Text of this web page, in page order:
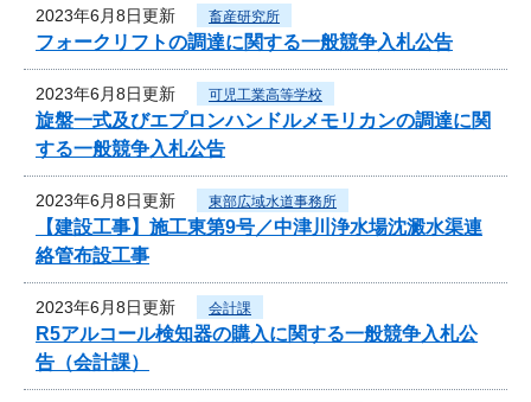
2023年6月8日更新 畜産研究所
フォークリフトの調達に関する一般競争入札公告
2023年6月8日更新 可児工業高等学校
旋盤一式及びエプロンハンドルメモリカンの調達に関
する一般競争入札公告
2023年6月8日更新 東部広域水道事務所
【建設工事】施工東第9号／中津川浄水場沈澱水渠連
絡管布設工事
2023年6月8日更新 会計課
R5アルコール検知器の購入に関する一般競争入札公
告（会計課）